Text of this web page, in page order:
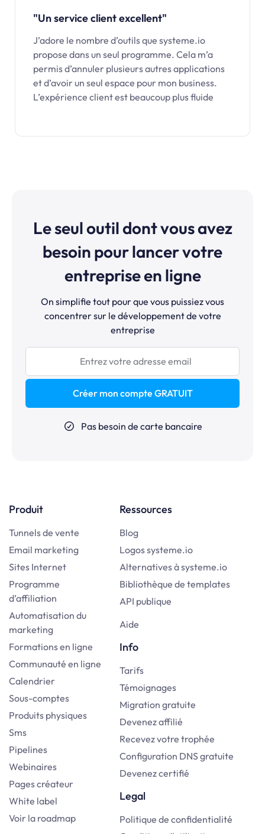
"Un service client excellent"
J’adore le nombre d’outils que systeme.io
propose dans un seul programme. Cela m’a
permis d’annuler plusieurs autres applications
et d’avoir un seul espace pour mon business.
L’expérience client est beaucoup plus fluide
Le seul outil dont vous avez
besoin pour lancer votre
entreprise en ligne
On simplifie tout pour que vous puissiez vous
concentrer sur le développement de votre
entreprise
Créer mon compte GRATUIT
Pas besoin de carte bancaire
Produit
Tunnels de vente
Email marketing
Sites Internet
Programme
d’affiliation
Automatisation du
marketing
Formations en ligne
Communauté en ligne
Calendrier
Sous-comptes
Produits physiques
Sms
Pipelines
Webinaires
Pages créateur
White label
Voir la roadmap
Ressources
Blog
Logos systeme.io
Alternatives à systeme.io
Bibliothèque de templates
API publique
Aide
Info
Tarifs
Témoignages
Migration gratuite
Devenez affilié
Recevez votre trophée
Configuration DNS gratuite
Devenez certifié
Legal
Politique de confidentialité